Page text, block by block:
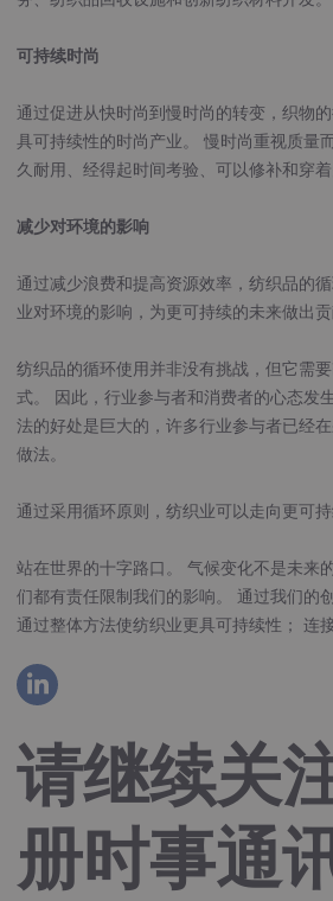
可持续时尚
通过促进从快时尚到慢时尚的转变，织物
具可持续性的时尚产业。 慢时尚重视质量
久耐用、经得起时间考验、可以修补和穿着
减少对环境的影响
通过减少浪费和提高资源效率，纺织品的
业对环境的影响，为更可持续的未来做出贡
纺织品的循环使用并非没有挑战，但它需
式。 因此，行业参与者和消费者的心态发
法的好处是巨大的，许多行业参与者已经
做法。
通过采用循环原则，纺织业可以走向更可持
站在世界的十字路口。 气候变化不是未来
们都有责任限制我们的影响。 通过我们的
通过整体方法使纺织业更具可持续性； 连
请继续关
册时事通